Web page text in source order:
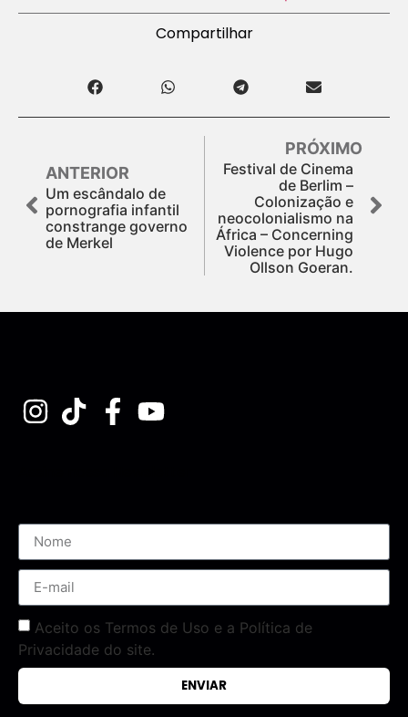
Compartilhar
ANTERIOR
Um escândalo de
pornografia infantil
constrange governo
de Merkel
PRÓXIMO
Festival de Cinema
de Berlim –
Colonização e
neocolonialismo na
África – Concerning
Violence por Hugo
Ollson Goeran.
Aceito os Termos de Uso e a Política de
Privacidade do site.
ENVIAR